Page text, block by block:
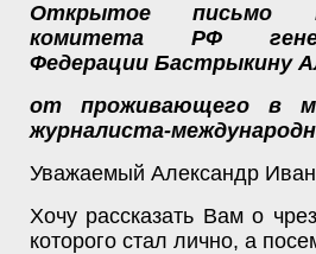
Открытое письмо
комитета РФ
Федерации Бастрыкину
от проживающего в
журналиста-
Уважаемый Александр
Хочу рассказать Вам о
которого стал лично, а